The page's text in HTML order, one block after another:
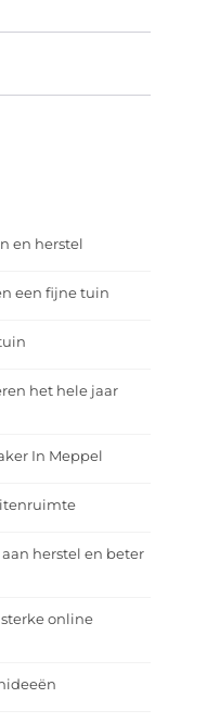
en herstel
een fijne tuin
het hele jaar
In Meppel
herstel en beter
online